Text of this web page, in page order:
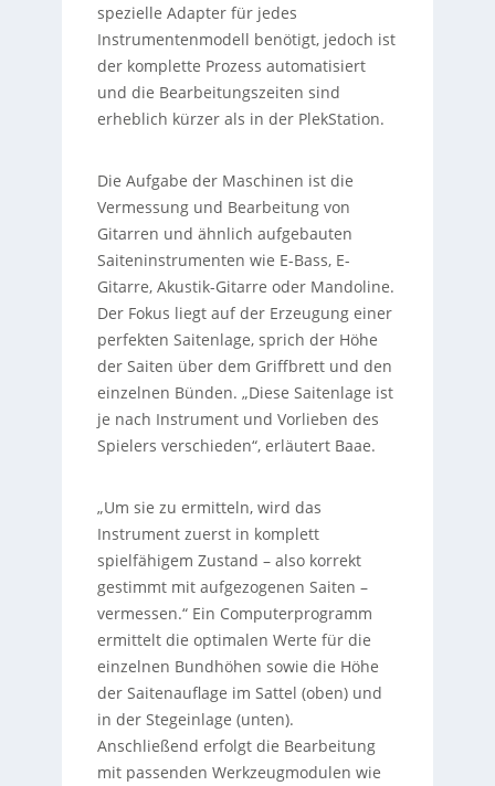
spezielle Adapter für jedes
Instrumentenmodell benötigt, jedoch ist
der komplette Prozess automatisiert
und die Bearbeitungszeiten sind
erheblich kürzer als in der PlekStation.
Die Aufgabe der Maschinen ist die
Vermessung und Bearbeitung von
Gitarren und ähnlich aufgebauten
Saiteninstrumenten wie E-Bass, E-
Gitarre, Akustik-Gitarre oder Mandoline.
Der Fokus liegt auf der Erzeugung einer
perfekten Saitenlage, sprich der Höhe
der Saiten über dem Griffbrett und den
einzelnen Bünden. „Diese Saitenlage ist
je nach Instrument und Vorlieben des
Spielers verschieden“, erläutert Baae.
„Um sie zu ermitteln, wird das
Instrument zuerst in komplett
spielfähigem Zustand – also korrekt
gestimmt mit aufgezogenen Saiten –
vermessen.“ Ein Computerprogramm
ermittelt die optimalen Werte für die
einzelnen Bundhöhen sowie die Höhe
der Saitenauflage im Sattel (oben) und
in der Stegeinlage (unten).
Anschließend erfolgt die Bearbeitung
mit passenden Werkzeugmodulen wie